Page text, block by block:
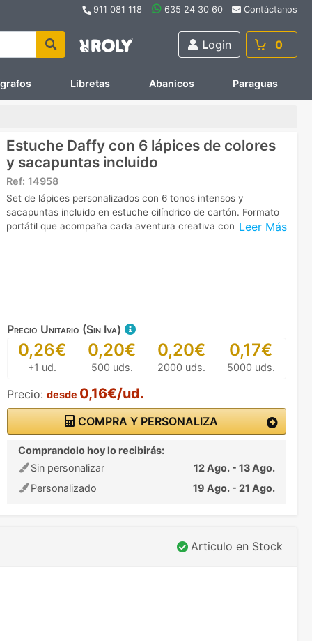
911 081 118 635 24 30 60 Contáctanos
Login 0
Libretas Abanicos Paraguas
Estuche Daffy con 6 lápices de colores
y sacapuntas incluido
Ref: 14958
Leer Más
Set de lápices personalizados con 6 tonos intensos y
sacapuntas incluido en estuche cilíndrico de cartón. Formato
portátil que acompaña cada aventura creativa con facilidad.
Precio Unitario (Sin Iva)
0,26€
+1 ud.
0,20€
500 uds.
0,20€
2000 uds.
0,17€
5000 uds.
Precio: desde 0,16€/ud.
COMPRA Y PERSONALIZA
Comprandolo hoy lo recibirás:
Sin personalizar
12 Ago. - 13 Ago.
Personalizado
19 Ago. - 21 Ago.
Articulo en Stock